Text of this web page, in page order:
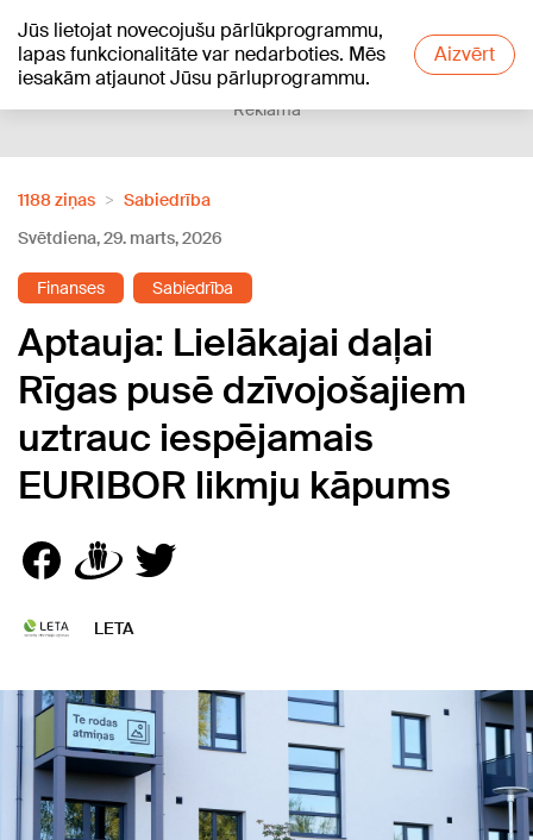
Jūs lietojat novecojušu pārlūkprogrammu,
lapas funkcionalitāte var nedarboties. Mēs
iesakām atjaunot Jūsu pārluprogrammu.
Aizvērt
+19°C
Reklāma
1188 ziņas
Sabiedrība
Svētdiena, 29. marts, 2026
Finanses Sabiedrība
Aptauja: Lielākajai daļai
Rīgas pusē dzīvojošajiem
uztrauc iespējamais
EURIBOR likmju kāpums
LETA